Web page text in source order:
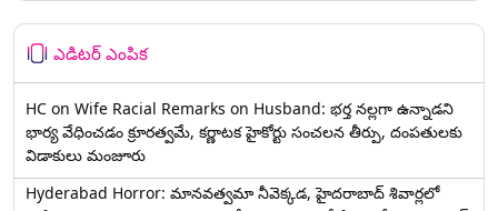
ఎడిటర్ ఎంపిక
HC on Wife Racial Remarks on Husband: భర్త న‌ల్ల‌గా ఉన్నాడ‌ని
భార్య వేధించ‌డం క్రూర‌త్వ‌మే, కర్ణాటక హైకోర్టు సంచలన తీర్పు, దంపతులకు
విడాకులు మంజూరు
Hyderabad Horror: మానవత్వమా నీవెక్కడ, హైదరాబాద్ శివార్లలో